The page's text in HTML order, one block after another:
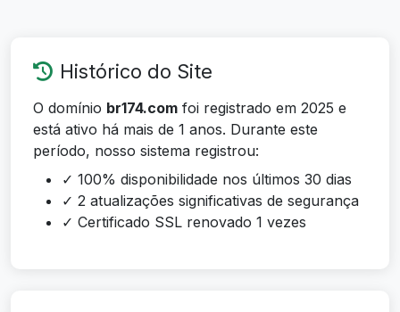
Histórico do Site
O domínio br174.com foi registrado em 2025 e
está ativo há mais de 1 anos. Durante este
período, nosso sistema registrou:
✓ 100% disponibilidade nos últimos 30 dias
✓ 2 atualizações significativas de segurança
✓ Certificado SSL renovado 1 vezes